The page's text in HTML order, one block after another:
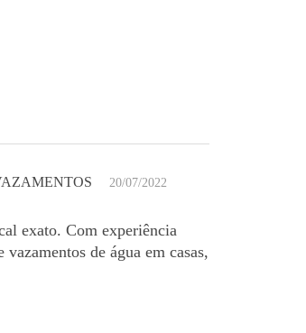
20/07/2022
exato. Com experiência
de água em casas,